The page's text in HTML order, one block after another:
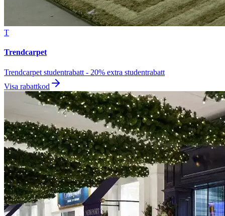
T
Trendcarpet
Trendcarpet studentrabatt - 20% extra studentrabatt
Visa rabattkod